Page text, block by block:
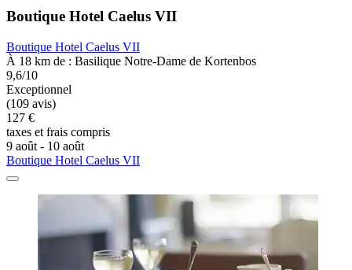
Boutique Hotel Caelus VII
Boutique Hotel Caelus VII
À 18 km de : Basilique Notre-Dame de Kortenbos
9,6/10
Exceptionnel
(109 avis)
127 €
taxes et frais compris
9 août - 10 août
Boutique Hotel Caelus VII